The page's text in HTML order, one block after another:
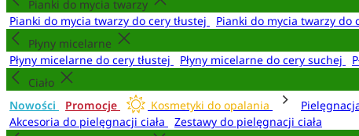
Pianki do mycia twarzy
Pianki do mycia twarzy do cery tłustej
Pianki do mycia twarzy do
Płyny micelarne
Płyny micelarne do cery tłustej
Płyny micelarne do cery suchej
Ciało
Nowości
Promocje Kosmetyki do opalania
Akcesoria do pielęgnacji ciała
Zestawy do pielęgnacji ciała